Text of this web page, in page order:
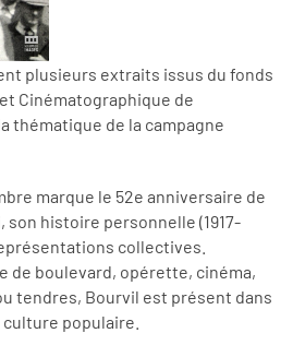
plusieurs extraits issus du fonds
Cinématographique de
thématique de la campagne
marque le 52e anniversaire de
son histoire personnelle (1917-
collectives.
de boulevard, opérette, cinéma,
tendres, Bourvil est présent dans
populaire.